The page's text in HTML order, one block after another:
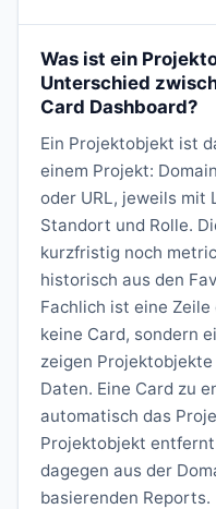
Was ist ein
Unterschied
Card Dashboard?
Ein Projektobjekt ist
einem Projekt:
oder URL, jeweils mit
Standort und Rolle.
kurzfristig noch
historisch aus den
Fachlich ist eine
keine Card, sondern
zeigen
Daten. Eine Card zu
automatisch das
Projektobjekt
dagegen aus der
basierenden Reports.